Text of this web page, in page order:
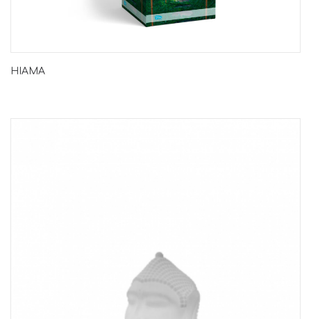
HIAMA